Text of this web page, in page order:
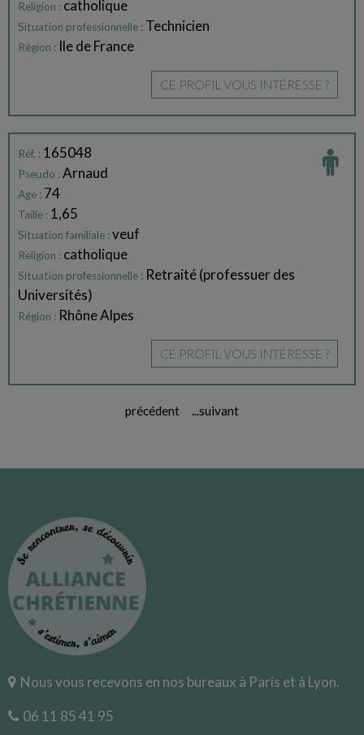
Religion : catholique
Situation professionnelle : Technicien
Région : Ile de France
CE PROFIL VOUS INTÉRESSE ?
Réf. : 165048
Pseudo :Arnaud
Age : 74
Taille : 1,65
Situation familiale :veuf
Religion : catholique
Situation professionnelle : Retraité (professuer des
Universités)
Région : Rhône Alpes
CE PROFIL VOUS INTÉRESSE ?
précédent ...suivant
Nous vous recevons en nos bureaux à Paris et à Lyon.
06 11 85 41 95